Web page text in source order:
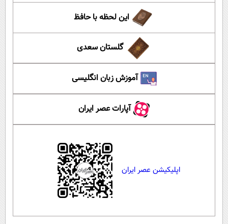
این لحظه با حافظ
گلستان سعدی
آموزش زبان انگلیسی
آپارات عصر ایران
اپلیکیشن عصر ایران